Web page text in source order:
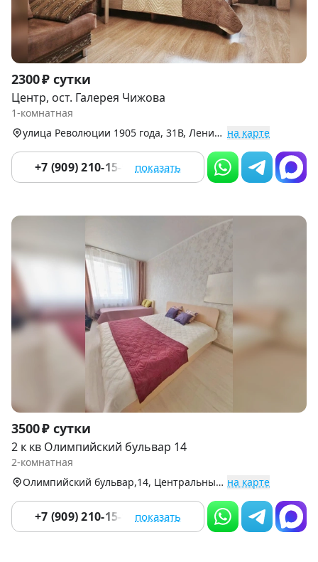
Item
1
of
2300 ₽ сутки
Центр, ост. Галерея Чижова
1-комнатная
улица Революции 1905 года, 31В, Ленинский р-н на карте
+7 (909) 210-15-94 показать
Item
1
of
3500 ₽ сутки
2 к кв Олимпийский бульвар 14
2-комнатная
Олимпийский бульвар,14, Центральный р-н на карте
+7 (909) 210-15-94 показать